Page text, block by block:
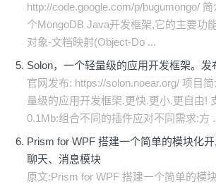
http://code.google.com/p/bugumongo/
个MongoDB Java开发框架,它的主要功
对象-文档映射(Object-Do ...
Solon，一个轻量级的应用开发框架。发
官网发布: https://solon.noear.org/ 项目
量级的应用开发框架.更快.更小.更自由!
0.1Mb:组合不同的插件应对不同需求:方
Prism for WPF 搭建一个简单的模块化
聊天、消息模块
原文:Prism for WPF 搭建一个简单的模